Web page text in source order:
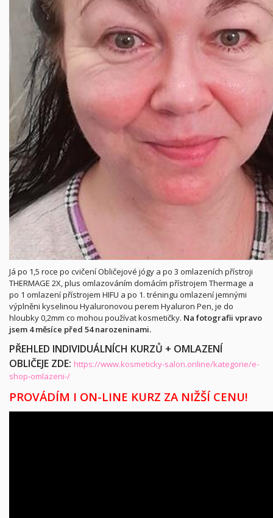
Já po 1,5 roce po cvičení Obličejové jógy a po 3 omlazeních přístroji
THERMAGE 2X, plus omlazováním domácím přístrojem Thermage a
po 1 omlazení přístrojem HIFU a po 1. tréningu omlazení jemnými
výplněni kyselinou Hyaluronovou perem Hyaluron Pen, je do
hloubky 0,2mm co mohou používat kosmetičky. Na fotografii vpravo
jsem 4 měsíce před 54 narozeninami.
PŘEHLED INDIVIDUÁLNÍCH KURZŮ + OMLAZENÍ
OBLIČEJE ZDE: https://www.kosmeticky-salon.online/kategorie/e-
shop-omlazeni-/
PROVÁDÍM I ON-LINE KURZ ZA NIŽŠÍ CENU!